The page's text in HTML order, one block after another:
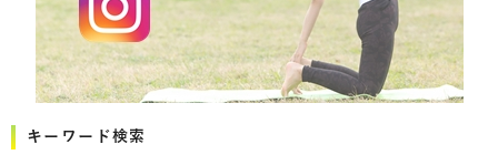
キーワード検索